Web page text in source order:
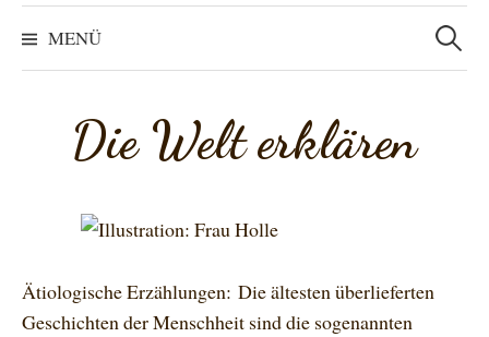
MENÜ
Suchen
nach:
Die Welt erklären
Ätiologische Erzählungen: Die ältesten überlieferten
Geschichten der Menschheit sind die sogenannten